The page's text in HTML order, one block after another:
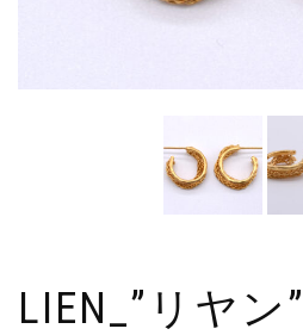
LIEN_”リヤ